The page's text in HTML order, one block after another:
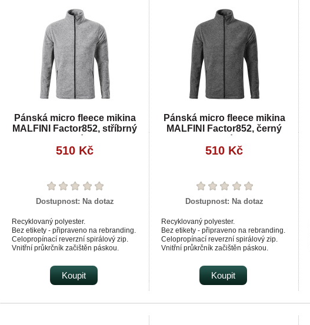
Pánská micro fleece mikina
MALFINI Factor852, stříbrný
510 Kč
Dostupnost: Na dotaz
Recyklovaný polyester.
Bez etikety - připraveno na rebranding.
Celopropínací reverzní spirálový zip.
Vnitřní průkrčník začištěn páskou.
Dekorativní prošití.
Kontrastní prvky. Limitovaná edice.
Koupit
Pánská micro fleece mikina
MALFINI Factor852, černý
510 Kč
Dostupnost: Na dotaz
Recyklovaný polyester.
Bez etikety - připraveno na rebranding.
Celopropínací reverzní spirálový zip.
Vnitřní průkrčník začištěn páskou.
Dekorativní prošití.
Kontrastní prvky.
Limitovaná edice.
Koupit